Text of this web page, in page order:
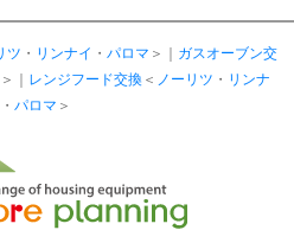
ツ ・ リンナイ ・ パロマ ＞｜ ガスオーブン交
＞｜ レンジフード交換 ＜ ノーリツ ・ リンナ
・ パロマ ＞